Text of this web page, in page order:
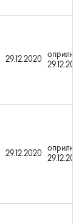
29.12.2020
29.12.2020